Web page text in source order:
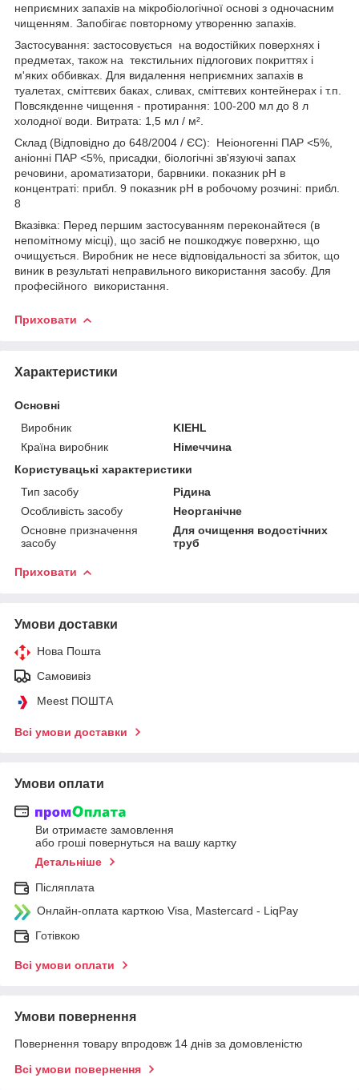
неприємних запахів на мікробіологічної основі з одночасним
чищенням. Запобігає повторному утворенню запахів.
Застосування: застосовується на водостійких поверхнях і
предметах, також на текстильних підлогових покриттях і
м'яких оббивках. Для видалення неприємних запахів в
туалетах, сміттєвих баках, сливах, сміттєвих контейнерах і т.п.
Повсякденне чищення - протирання: 100-200 мл до 8 л
холодної води. Витрата: 1,5 мл / м².
Склад (Відповідно до 648/2004 / ЄС): Неіоногенні ПАР <5%,
аніонні ПАР <5%, присадки, біологічні зв'язуючі запах
речовини, ароматизатори, барвники. показник pH в
концентраті: прибл. 9 показник pH в робочому розчині: прибл.
8
Вказівка: Перед першим застосуванням переконайтеся (в
непомітному місці), що засіб не пошкоджує поверхню, що
очищується. Виробник не несе відповідальності за збиток, що
виник в результаті неправильного використання засобу. Для
професійного використання.
Приховати
Характеристики
Основні
Виробник
KIEHL
Країна виробник
Німеччина
Користувацькі характеристики
Тип засобу
Рідина
Особливість засобу
Неорганічне
Основне призначення
засобу
Для очищення водостічних
труб
Приховати
Умови доставки
Нова Пошта
Самовивіз
Meest ПОШТА
Всі умови доставки
Умови оплати
Ви отримаєте замовлення
або гроші повернуться на вашу картку
Детальніше
Післяплата
Онлайн-оплата карткою Visa, Mastercard - LiqPay
Готівкою
Всі умови оплати
Умови повернення
Повернення товару впродовж 14 днів за домовленістю
Всі умови повернення